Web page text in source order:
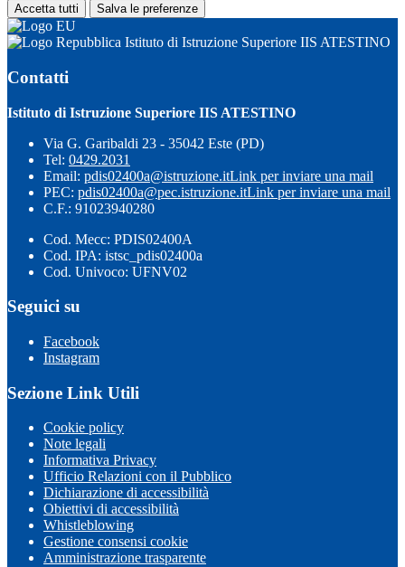
Accetta tutti Salva le preferenze
Istituto di Istruzione Superiore IIS ATESTINO
Contatti
Istituto di Istruzione Superiore IIS ATESTINO
Via G. Garibaldi 23 - 35042 Este (PD)
Tel: 0429.2031
Email: pdis02400a@istruzione.itLink per inviare una mail
PEC: pdis02400a@pec.istruzione.itLink per inviare una mail
C.F.: 91023940280
Cod. Mecc: PDIS02400A
Cod. IPA: istsc_pdis02400a
Cod. Univoco: UFNV02
Seguici su
Facebook
Instagram
Sezione Link Utili
Cookie policy
Note legali
Informativa Privacy
Ufficio Relazioni con il Pubblico
Dichiarazione di accessibilità
Obiettivi di accessibilità
Whistleblowing
Gestione consensi cookie
Amministrazione trasparente